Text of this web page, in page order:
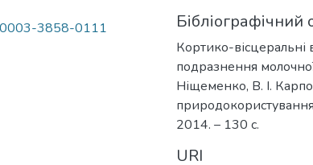
3858-0111 Бібліографічний
Кортико-вісцеральні
подразнення
Ніщеменко, В. І.
2014. – 130 с.
URI